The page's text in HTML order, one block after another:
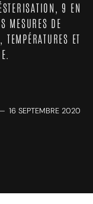
9 EN
MESURES DE
ET
16 SEPTEMBRE 2020